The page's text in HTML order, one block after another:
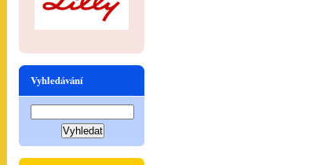
Vyhledávání